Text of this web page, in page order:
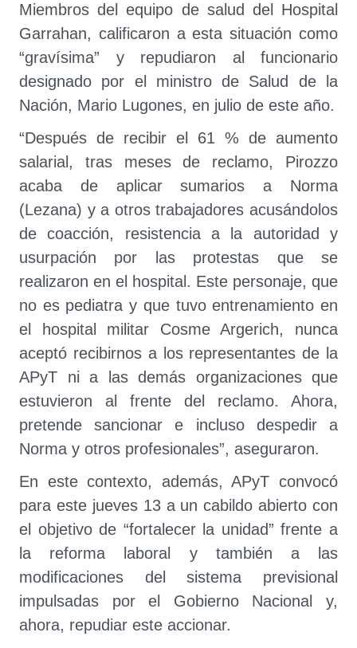
Miembros del equipo de salud del Hospital
Garrahan, calificaron a esta situación como
“gravísima” y repudiaron al funcionario
designado por el ministro de Salud de la
Nación, Mario Lugones, en julio de este año.
“Después de recibir el 61 % de aumento
salarial, tras meses de reclamo, Pirozzo
acaba de aplicar sumarios a Norma
(Lezana) y a otros trabajadores acusándolos
de coacción, resistencia a la autoridad y
usurpación por las protestas que se
realizaron en el hospital. Este personaje, que
no es pediatra y que tuvo entrenamiento en
el hospital militar Cosme Argerich, nunca
aceptó recibirnos a los representantes de la
APyT ni a las demás organizaciones que
estuvieron al frente del reclamo. Ahora,
pretende sancionar e incluso despedir a
Norma y otros profesionales”, aseguraron.
En este contexto, además, APyT convocó
para este jueves 13 a un cabildo abierto con
el objetivo de “fortalecer la unidad” frente a
la reforma laboral y también a las
modificaciones del sistema previsional
impulsadas por el Gobierno Nacional y,
ahora, repudiar este accionar.